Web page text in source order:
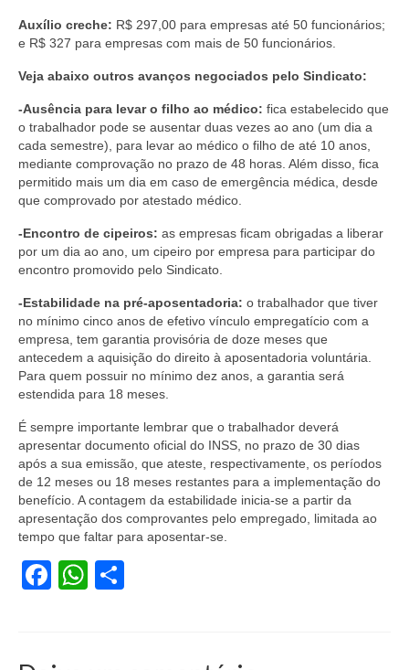
Auxílio creche: R$ 297,00 para empresas até 50 funcionários;
e R$ 327 para empresas com mais de 50 funcionários.
Veja abaixo outros avanços negociados pelo Sindicato:
-Ausência para levar o filho ao médico: fica estabelecido que
o trabalhador pode se ausentar duas vezes ao ano (um dia a
cada semestre), para levar ao médico o filho de até 10 anos,
mediante comprovação no prazo de 48 horas. Além disso, fica
permitido mais um dia em caso de emergência médica, desde
que comprovado por atestado médico.
-Encontro de cipeiros: as empresas ficam obrigadas a liberar
por um dia ao ano, um cipeiro por empresa para participar do
encontro promovido pelo Sindicato.
-Estabilidade na pré-aposentadoria: o trabalhador que tiver
no mínimo cinco anos de efetivo vínculo empregatício com a
empresa, tem garantia provisória de doze meses que
antecedem a aquisição do direito à aposentadoria voluntária.
Para quem possuir no mínimo dez anos, a garantia será
estendida para 18 meses.
É sempre importante lembrar que o trabalhador deverá
apresentar documento oficial do INSS, no prazo de 30 dias
após a sua emissão, que ateste, respectivamente, os períodos
de 12 meses ou 18 meses restantes para a implementação do
benefício. A contagem da estabilidade inicia-se a partir da
apresentação dos comprovantes pelo empregado, limitada ao
tempo que faltar para aposentar-se.
Facebook
WhatsApp